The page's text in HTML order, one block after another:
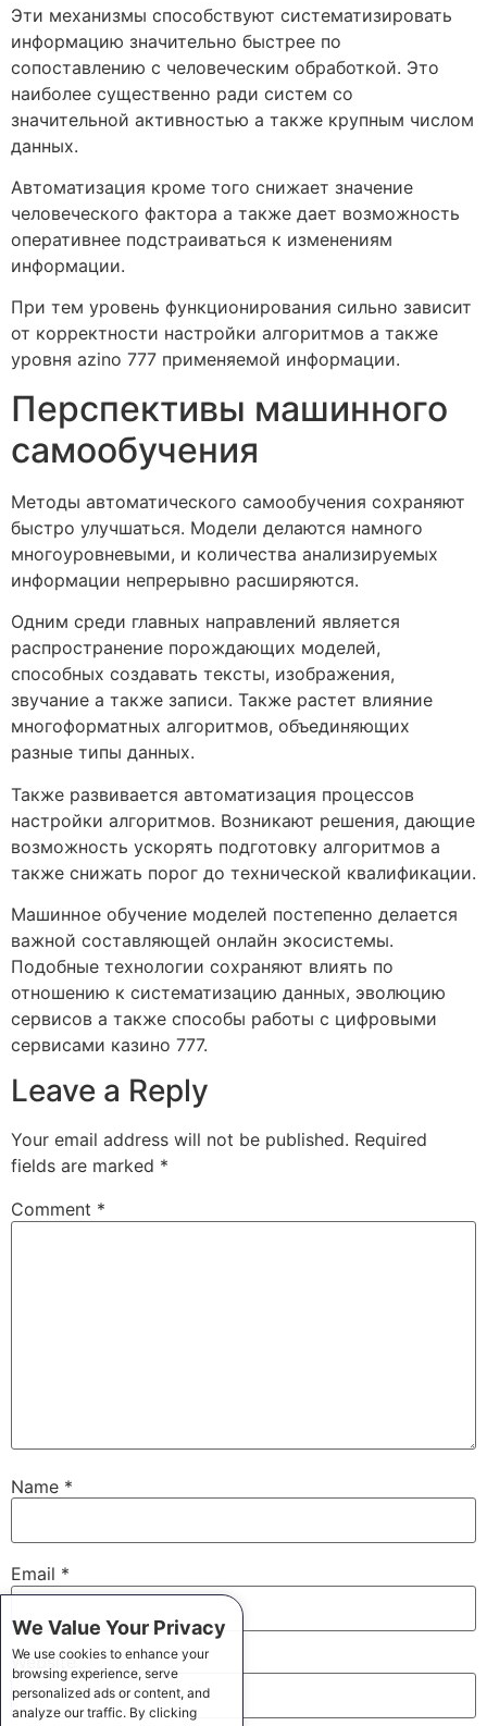
Эти механизмы способствуют систематизировать
информацию значительно быстрее по
сопоставлению с человеческим обработкой. Это
наиболее существенно ради систем со
значительной активностью а также крупным числом
данных.
Автоматизация кроме того снижает значение
человеческого фактора а также дает возможность
оперативнее подстраиваться к изменениям
информации.
При тем уровень функционирования сильно зависит
от корректности настройки алгоритмов а также
уровня azino 777 применяемой информации.
Перспективы машинного
самообучения
Методы автоматического самообучения сохраняют
быстро улучшаться. Модели делаются намного
многоуровневыми, и количества анализируемых
информации непрерывно расширяются.
Одним среди главных направлений является
распространение порождающих моделей,
способных создавать тексты, изображения,
звучание а также записи. Также растет влияние
многоформатных алгоритмов, объединяющих
разные типы данных.
Также развивается автоматизация процессов
настройки алгоритмов. Возникают решения, дающие
возможность ускорять подготовку алгоритмов а
также снижать порог до технической квалификации.
Машинное обучение моделей постепенно делается
важной составляющей онлайн экосистемы.
Подобные технологии сохраняют влиять по
отношению к систематизацию данных, эволюцию
сервисов а также способы работы с цифровыми
сервисами казино 777.
Leave a Reply
Your email address will not be published. Required
fields are marked *
Comment *
Name *
Email *
Website
We Value Your Privacy
We use cookies to enhance your
browsing experience, serve
personalized ads or content, and
analyze our traffic. By clicking